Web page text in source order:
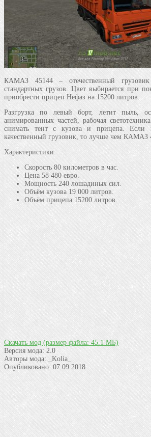
КАМАЗ 45144 – отечественный
стандартных грузов. Цвет выбирается при
приобрести прицеп Нефаз на 15200 литров.
Разгрузка по левый борт, летит пыль,
анимированных частей, рабочая
снимать тент с кузова и прицепа. Если
качественный грузовик, то лучше чем КАМАЗ
Характеристики:
Скорость 80 километров в час.
Цена 58 480 евро.
Мощность 240 лошадиных сил.
Объём кузова 19 000 литров.
Объём прицепа 15200 литров.
Скачать мод (размер файла: 45.1 МБ)
Версия мода: 2.0
Авторы мода: _Kolia_
Опубликовано: 07.09.2018